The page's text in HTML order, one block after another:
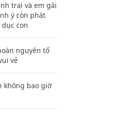
trai và em gái
ý còn phát
con
nguyên tố
vẻ
không bao giờ